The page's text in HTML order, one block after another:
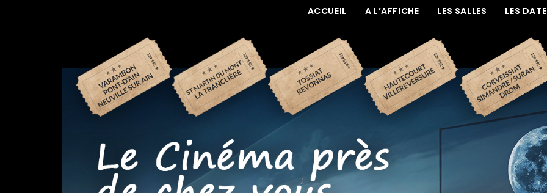
ACCUEIL A L’AFFICHE LES SALLES LES